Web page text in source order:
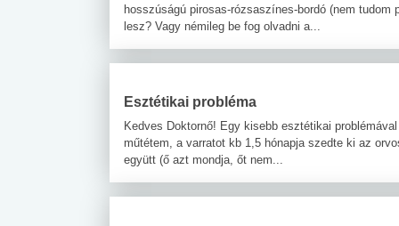
hosszúságú pirosas-rózsaszínes-bordó (nem
lesz? Vagy némileg be fog olvadni a...
Esztétikai probléma
Kedves Doktornő! Egy kisebb esztétikai
műtétem, a varratot kb 1,5 hónapja szedte ki az
együtt (ő azt mondja, őt nem...